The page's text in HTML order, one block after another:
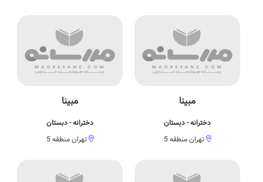
مبینا
دخترانه - دبستان
تهران منطقه 5
مبینا
دخترانه - دبستان
تهران منطقه 5